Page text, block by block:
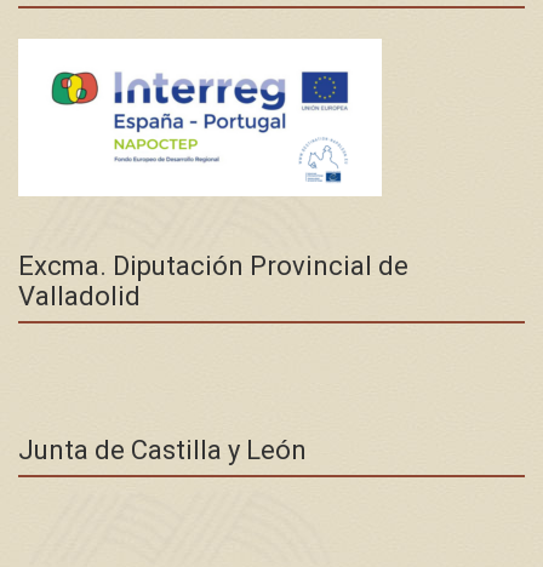
Excma. Diputación Provincial de
Valladolid
Junta de Castilla y León